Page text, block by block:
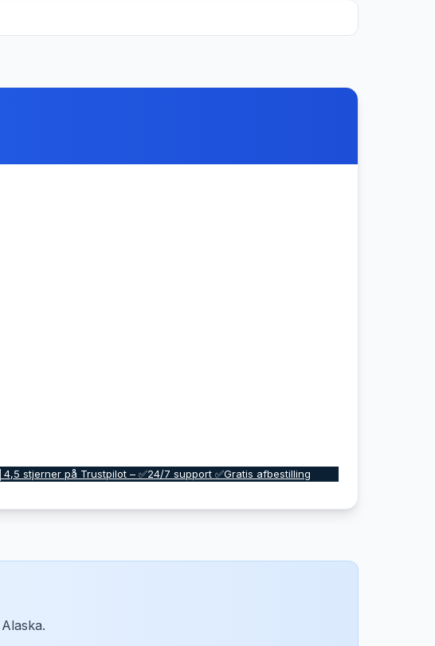
4,5 stjerner på Trustpilot – ✅24/7 support ✅Gratis afbestilling
Alaska.